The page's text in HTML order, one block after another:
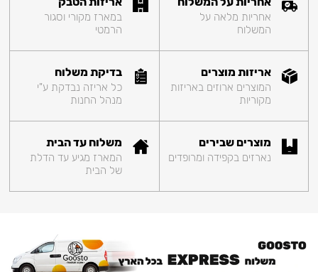
אחריות מלאה על
המשלוח
במארז מקורי וסגור
הרמטי
אריזות מוצרים
המוצרים ארוזים באריזות
מקוריות
בדיקת משלוח
כל אריזה נבדקת ע"י
מנהל החנות
מוצרים שבירים
נארזים בקפידה ומרופדים
משלוח עד הבית
המארז מגיע עד הדלת
של הבית